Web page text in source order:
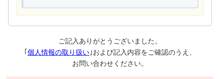
ご記入ありがとうございました。
｢個人情報の取り扱い｣および記入内容をご確認のうえ、
お問い合わせください。